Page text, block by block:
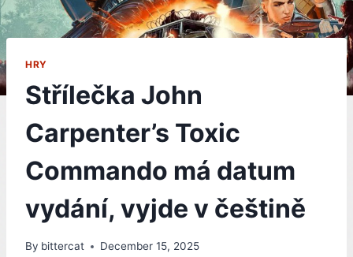
HRY
Střílečka John
Carpenter’s Toxic
Commando má datum
vydání, vyjde v češtině
By bittercat December 15, 2025